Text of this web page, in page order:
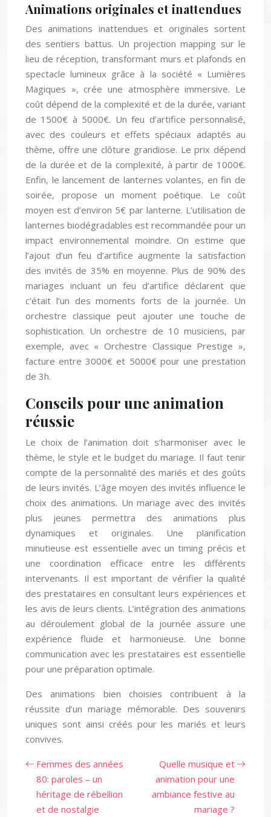
Animations originales et inattendues
Des animations inattendues et originales sortent
des sentiers battus. Un projection mapping sur le
lieu de réception, transformant murs et plafonds en
spectacle lumineux grâce à la société « Lumières
Magiques », crée une atmosphère immersive. Le
coût dépend de la complexité et de la durée, variant
de 1500€ à 5000€. Un feu d’artifice personnalisé,
avec des couleurs et effets spéciaux adaptés au
thème, offre une clôture grandiose. Le prix dépend
de la durée et de la complexité, à partir de 1000€.
Enfin, le lancement de lanternes volantes, en fin de
soirée, propose un moment poétique. Le coût
moyen est d’environ 5€ par lanterne. L’utilisation de
lanternes biodégradables est recommandée pour un
impact environnemental moindre. On estime que
l’ajout d’un feu d’artifice augmente la satisfaction
des invités de 35% en moyenne. Plus de 90% des
mariages incluant un feu d’artifice déclarent que
c’était l’un des moments forts de la journée. Un
orchestre classique peut ajouter une touche de
sophistication. Un orchestre de 10 musiciens, par
exemple, avec « Orchestre Classique Prestige »,
facture entre 3000€ et 5000€ pour une prestation
de 3h.
Conseils pour une animation
réussie
Le choix de l’animation doit s’harmoniser avec le
thème, le style et le budget du mariage. Il faut tenir
compte de la personnalité des mariés et des goûts
de leurs invités. L’âge moyen des invités influence le
choix des animations. Un mariage avec des invités
plus jeunes permettra des animations plus
dynamiques et originales. Une planification
minutieuse est essentielle avec un timing précis et
une coordination efficace entre les différents
intervenants. Il est important de vérifier la qualité
des prestataires en consultant leurs expériences et
les avis de leurs clients. L’intégration des animations
au déroulement global de la journée assure une
expérience fluide et harmonieuse. Une bonne
communication avec les prestataires est essentielle
pour une préparation optimale.
Des animations bien choisies contribuent à la
réussite d’un mariage mémorable. Des souvenirs
uniques sont ainsi créés pour les mariés et leurs
convives.
Femmes des années
80: paroles – un
héritage de rébellion
et de nostalgie
Quelle musique et
animation pour une
ambiance festive au
mariage ?